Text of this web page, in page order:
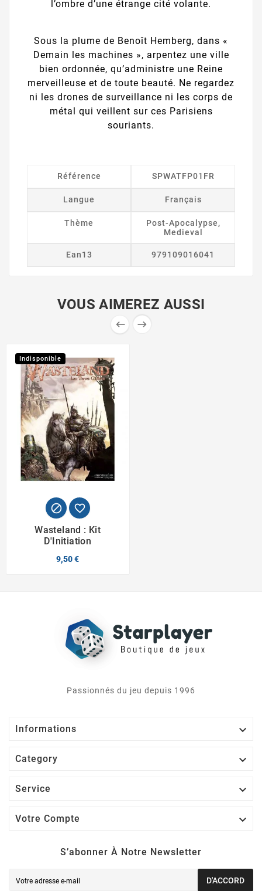
l’ombre d’une étrange cité volante.
Sous la plume de Benoît Hemberg, dans «
Demain les machines », arpentez une ville
bien ordonnée, qu’administre une Reine
merveilleuse et de toute beauté. Ne regardez
ni les drones de surveillance ni les corps de
métal qui veillent sur ces Parisiens
souriants.
Référence SPWATFP01FR
Langue Français
Thème
Post-Apocalypse,
Medieval
Ean13 979109016041
VOUS AIMEREZ AUSSI
 
Indisponible
 
Wasteland : Kit
D'Initiation
9,50 €
Passionnés du jeu depuis 1996
Informations 
Category 
Service 
Votre Compte 
S’abonner À Notre Newsletter
D'ACCORD